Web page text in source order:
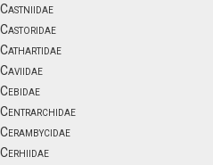
Castniidae
Castoridae
Cathartidae
Caviidae
Cebidae
Centrarchidae
Cerambycidae
Cerhiidae